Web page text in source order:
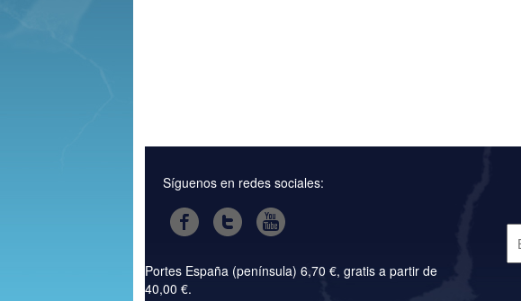
Síguenos en redes sociales:
Portes España (península) 6,70 €, gratis a partir de
40,00 €.